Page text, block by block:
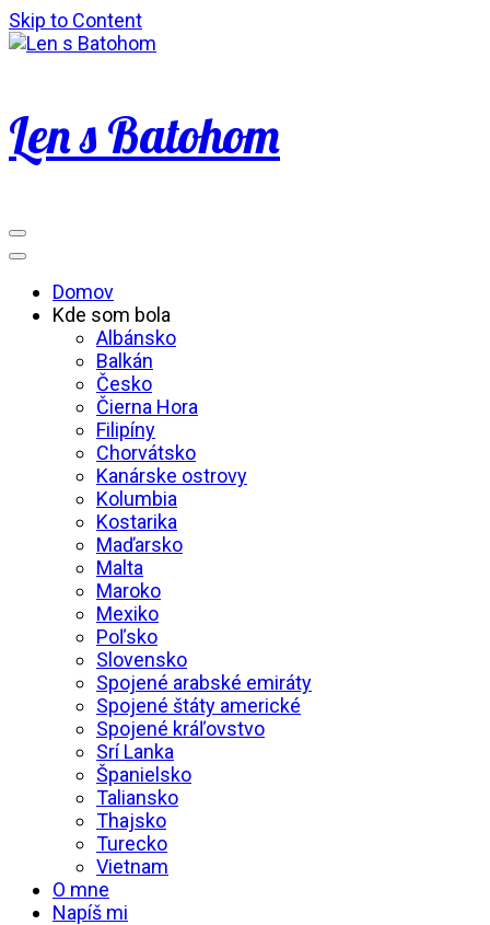
Skip to Content
Len s Batohom
Domov
Kde som bola
Albánsko
Balkán
Česko
Čierna Hora
Filipíny
Chorvátsko
Kanárske ostrovy
Kolumbia
Kostarika
Maďarsko
Malta
Maroko
Mexiko
Poľsko
Slovensko
Spojené arabské emiráty
Spojené štáty americké
Spojené kráľovstvo
Srí Lanka
Španielsko
Taliansko
Thajsko
Turecko
Vietnam
O mne
Napíš mi